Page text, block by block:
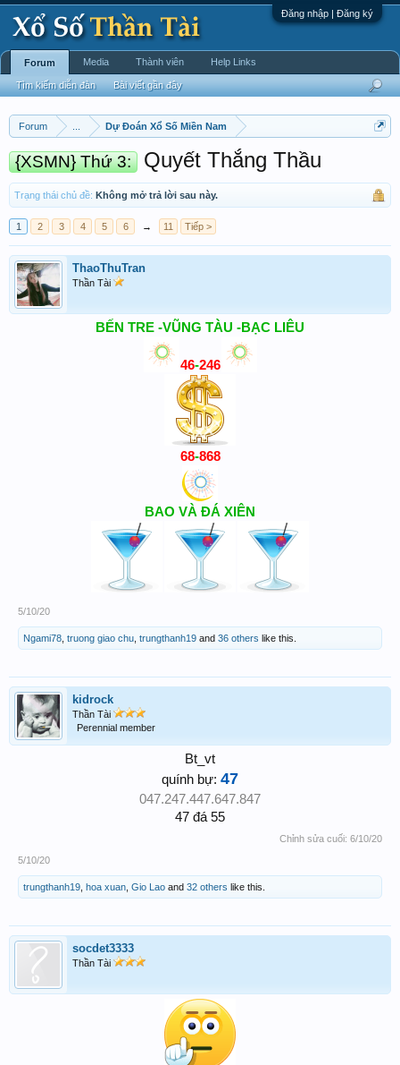
Đăng nhập | Đăng ký
Forum Dự Đoán Xổ Số Miền Nam
{XSMN} Thứ 3: Quyết Thắng Thầu
Trạng thái chủ đề: Không mở trả lời sau này.
1 2 3 4 5 6 → 11 Tiếp >
ThaoThuTran
Thần Tài
BẾN TRE -VŨNG TÀU -BẠC LIÊU
46-246
68-868
BAO VÀ ĐÁ XIÊN
5/10/20
Ngami78 truong giao chu trungthanh19 and 36 others like this.
kidrock
Thần Tài
Perennial member
Bt_vt
quính bự: 47
047.247.447.647.847
47 đá 55​
Chỉnh sửa cuối: 6/10/20
5/10/20
trungthanh19 hoa xuan Gio Lao and 32 others like this.
socdet3333
Thần Tài
Forum
Tìm kiếm diễn đàn Bài viết gần đây
Media Thành viên Help Links